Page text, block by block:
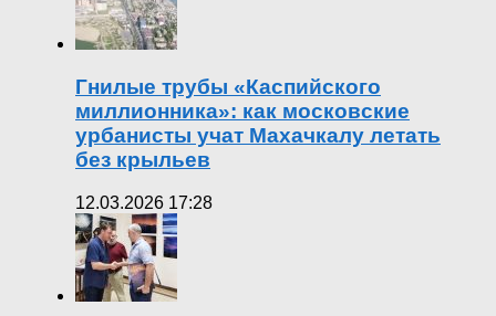
Гнилые трубы «Каспийского
миллионника»: как московские
урбанисты учат Махачкалу летать
без крыльев
12.03.2026 17:28